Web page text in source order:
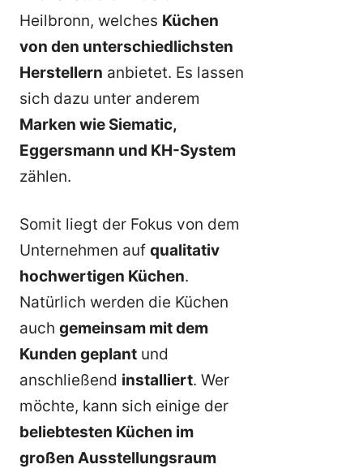
Heilbronn, welches Küchen
von den unterschiedlichsten
Herstellern anbietet. Es lassen
sich dazu unter anderem
Marken wie Siematic,
Eggersmann und KH-System
zählen.
Somit liegt der Fokus von dem
Unternehmen auf qualitativ
hochwertigen Küchen.
Natürlich werden die Küchen
auch gemeinsam mit dem
Kunden geplant und
anschließend installiert. Wer
möchte, kann sich einige der
beliebtesten Küchen im
großen Ausstellungsraum